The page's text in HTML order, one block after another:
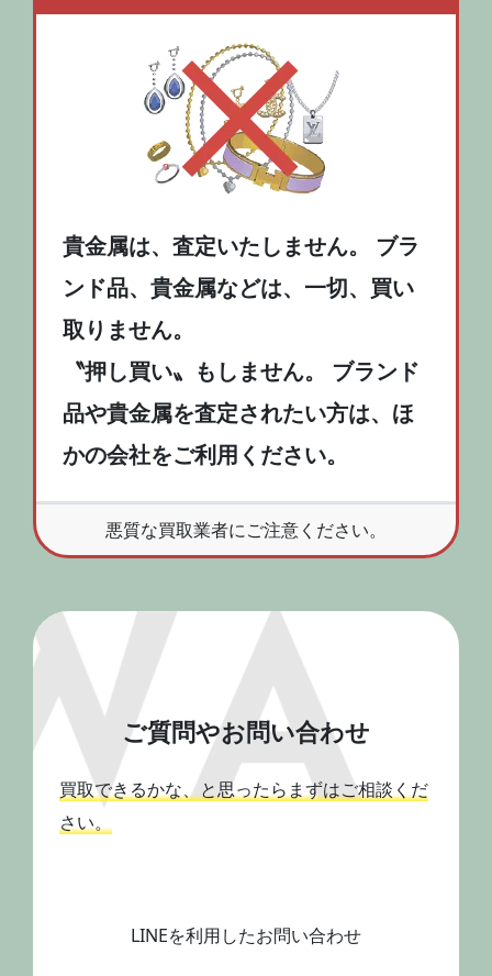
貴金属は、査定いたしません。 ブラ
ンド品、貴金属などは、一切、買い
取りません。
〝押し買い〟もしません。 ブランド
品や貴金属を査定されたい方は、ほ
かの会社をご利用ください。
悪質な買取業者にご注意ください。
ご質問やお問い合わせ
買取できるかな、と思ったらまずはご相談くだ
さい。
LINEを利用したお問い合わせ